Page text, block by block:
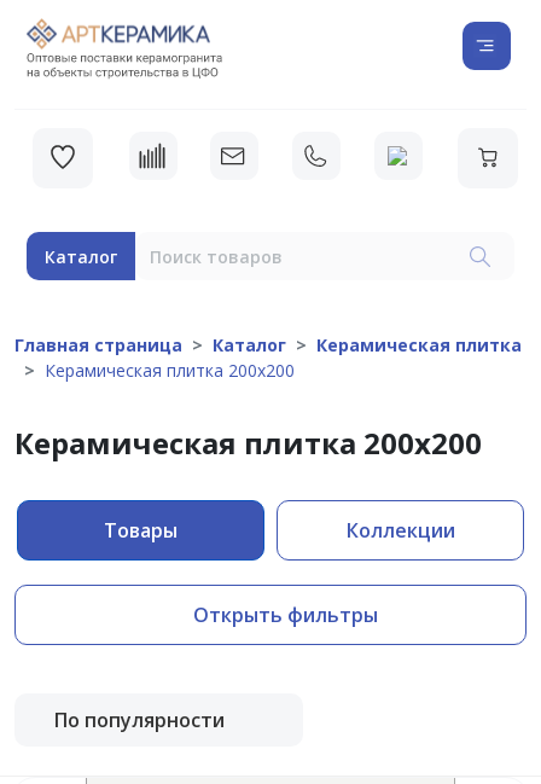
Каталог
Главная страница Каталог
Керамическая плитка
Керамическая плитка 200х200
Керамическая плитка 200х200
Товары Коллекции
Открыть фильтры
По популярности